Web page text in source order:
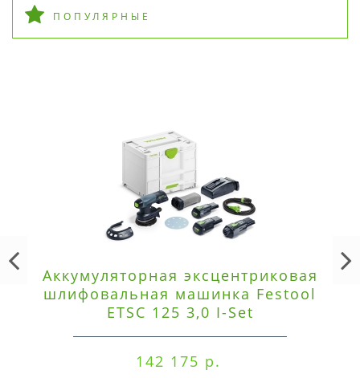
ПОПУЛЯРНЫЕ
Аккумуляторная эксцентриковая
шлифовальная машинка Festool
ETSC 125 3,0 I-Set
142 175 р.